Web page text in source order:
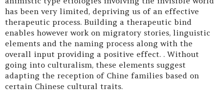
has been very limited, depriving us of an effective
therapeutic process. Building a therapeutic bind
enables however work on migratory stories, linguistic
elements and the naming process along with the
overall input providing a positive effect. . Without
going into culturalism, these elements suggest
adapting the reception of Chine families based on
certain Chinese cultural traits.